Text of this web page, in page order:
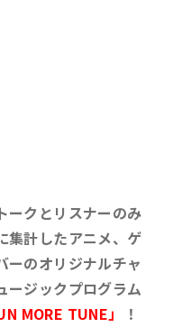
ークとリスナーのみ
集計したアニメ、ゲ
ーのオリジナルチャ
ージックプログラム
MORE TUNE」
！